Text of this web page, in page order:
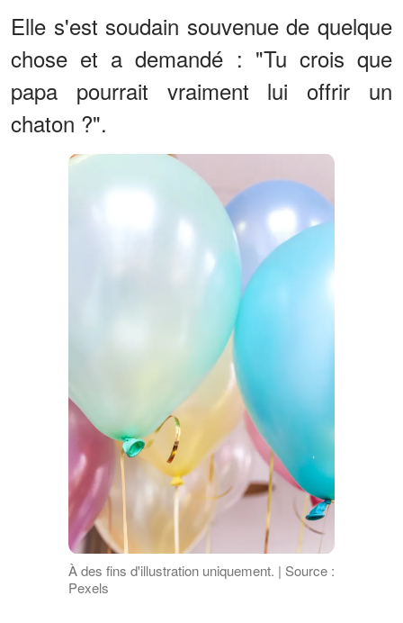
Elle s'est soudain souvenue de quelque
chose et a demandé : "Tu crois que
papa pourrait vraiment lui offrir un
chaton ?".
À des fins d'illustration uniquement. | Source :
Pexels